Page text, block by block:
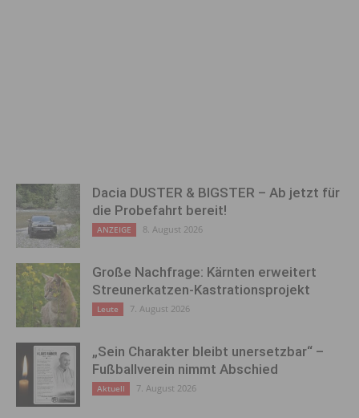
Dacia DUSTER & BIGSTER – Ab jetzt für
die Probefahrt bereit!
ANZEIGE 8. August 2026
Große Nachfrage: Kärnten erweitert
Streunerkatzen-Kastrationsprojekt
Leute 7. August 2026
„Sein Charakter bleibt unersetzbar“ –
Fußballverein nimmt Abschied
Aktuell 7. August 2026